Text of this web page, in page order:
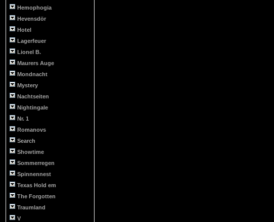
Hemophogia
Hevensdör
Hotel
Lagerfeuer
Lionel B.
Maurers Auge
Mondnacht
Mystery
Nachtseiten
Nightingale
Nr. 1
Romanovs
Search
Showtime
Sommerregen
Spinnennest
Texas Hold em
The Forgotten
Traumland
V